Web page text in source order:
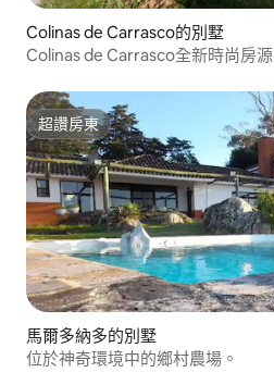
Colinas de Carrasco的別墅
Colinas de Carrasco全新時尚房源
超讚房東
超讚房東
馬爾多納多的別墅
位於神奇環境中的鄉村農場。